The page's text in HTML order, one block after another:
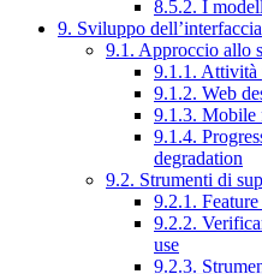
8.5.2. I
9. Sviluppo dell’interfaccia
9.1. Approccio allo
9.1.1. Attività
9.1.2. Web
9.1.3. Mobile
9.1.4.
degradation
9.2. Strumenti di
9.2.1.
9.2.2.
use
9.2.3.